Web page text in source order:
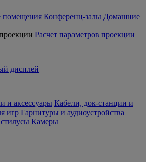
помещения Конференц-залы Домашние
Расчет параметров проекции
дисплей
и аксессуары Кабели, док-станции и
игр Гарнитуры и аудиоустройства
Камеры